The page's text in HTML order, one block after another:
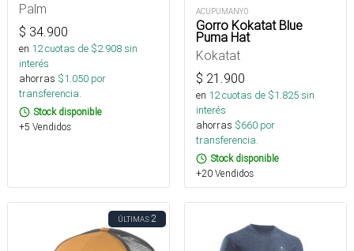
Palm
$ 34.900
en 12cuotas de $2.908sin
interés
ahorras $1.050 por
transferencia.
Stock disponible
+5 Vendidos
ACUPUMANY0
Gorro Kokatat Blue
Puma Hat
Kokatat
$ 21.900
en 12cuotas de $1.825sin
interés
ahorras $660 por
transferencia.
Stock disponible
+20 Vendidos
ÚLTIMAS2